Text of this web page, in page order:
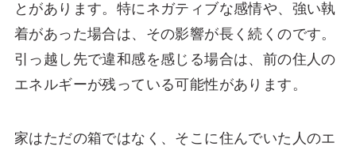
とがあります。特にネガティブな感情や、強い執
着があった場合は、その影響が長く続くのです。
引っ越し先で違和感を感じる場合は、前の住人の
エネルギーが残っている可能性があります。
家はただの箱ではなく、そこに住んでいた人のエ